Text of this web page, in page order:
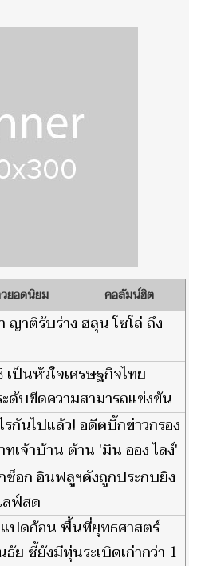
ยอดนิยม คอลัมน์ฮิต
ญาติรับร่าง ฮลุน โซโล่ ถึง
ป็นหัวใจเศรษฐกิจไทย
ดับขีดความสามารถแข่งขัน
รกันไปแล้ว! อดีตบิ๊กข่าวกรอง
เจ้าบ้าน ต้าน 'มิน ออง ไลง์'
ช็อก อินฟลูฯดังถูกประกบยิง
ลฟ์สด
ปดก้อน พื้นที่ยุทธศาสตร์
ย ชี้ยังมีทุ่นระเบิดเก่ากว่า 1